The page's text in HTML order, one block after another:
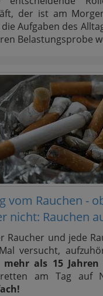
der ist am
Aufgaben des
Belastungsprobe
vom Rauchen -
nicht: Rauchen
Raucher und jede
versucht,
mehr als 15 Jahren
am Tag